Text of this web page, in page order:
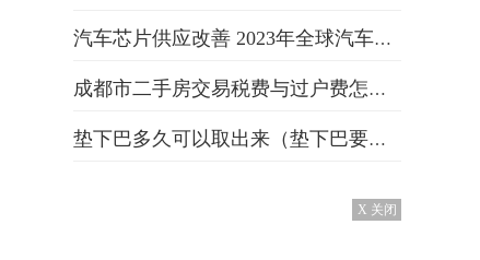
汽车芯片供应改善 2023年全球汽车销量达715万台
成都市二手房交易税费与过户费怎么算（成都二手房过户费怎么算）
垫下巴多久可以取出来（垫下巴要多久才能恢复）
X 关闭